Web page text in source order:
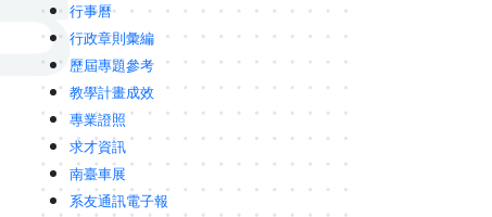
行事曆
行政章則彙編
歷屆專題參考
教學計畫成效
專業證照
求才資訊
南臺車展
系友通訊電子報